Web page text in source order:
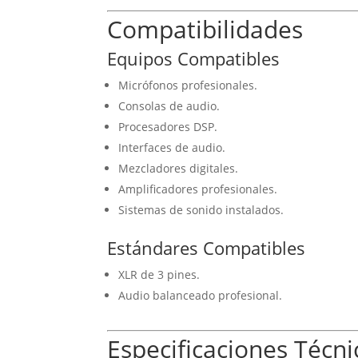
Compatibilidades
Equipos Compatibles
Micrófonos profesionales.
Consolas de audio.
Procesadores DSP.
Interfaces de audio.
Mezcladores digitales.
Amplificadores profesionales.
Sistemas de sonido instalados.
Estándares Compatibles
XLR de 3 pines.
Audio balanceado profesional.
Especificaciones